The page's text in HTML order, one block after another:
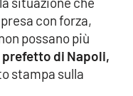
con forza,
possano più
prefetto di Napoli,
stampa sulla